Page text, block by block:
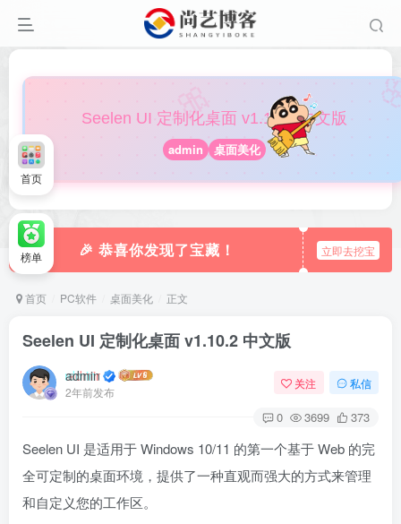
🎀
Seelen UI 定制化桌面 v1.10.2 中文版
admin 桌面美化
🎉 恭喜你发现了宝藏！ 立即去挖宝
首页 PC软件 桌面美化 正文
Seelen UI 定制化桌面 v1.10.2 中文版
admin
2年前发布
关注 私信
0 3699 373
Seelen UI 是适用于 Windows 10/11 的第一个基于 Web 的完
全可定制的桌面环境，提供了一种直观而强大的方式来管理
和自定义您的工作区。
首页
榜单